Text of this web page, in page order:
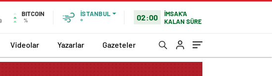
BITCOIN
%
İSTANBUL
°
02:00
İMSAK'A
KALAN SÜRE
Videolar Yazarlar Gazeteler